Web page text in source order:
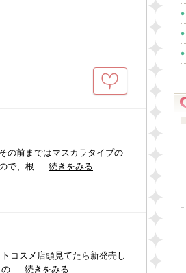
の前まではマスカラタイプの
で、根 … 続きをみる
コスメ店頭見てたら新発売し
の … 続きをみる